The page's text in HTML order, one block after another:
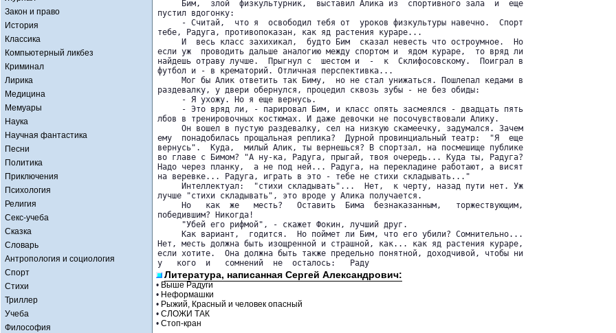
Закон и право
История
Классика
Компьютерный ликбез
Криминал
Лирика
Медицина
Мемуары
Наука
Научная фантастика
Песни
Политика
Приключения
Психология
Религия
Секс-учеба
Сказка
Словарь
Антропология и социология
Спорт
Стихи
Триллер
Учеба
Философия
     Бим,  злой  физкультурник,  выставил Алика из  спортивного зала  и  еще
пустил вдогонку:
     - Считай,  что я  освободил тебя от  уроков физкультуры навечно.  Спорт
тебе, Радуга, противопоказан, как яд растения кураре...
     И  весь класс захихикал,  будто Бим  сказал невесть что остроумное.  Но
если уж  проводить дальше аналогию между спортом и  ядом кураре,  то вряд ли
найдешь отраву лучше.  Прыгнул с  шестом и  -  к  Склифосовскому.  Поиграл в
футбол и - в крематорий. Отличная перспективка...
     Мог бы Алик ответить так Биму,  но не стал унижаться. Пошлепал кедами в
раздевалку, у двери обернулся, процедил сквозь зубы - не без обиды:
     - Я ухожу. Но я еще вернусь.
     - Это вряд ли, - парировал Бим, и класс опять засмеялся - двадцать пять
лбов в тренировочных костюмах. И даже девочки не посочувствовали Алику.
     Он вошел в пустую раздевалку, сел на низкую скамеечку, задумался. Зачем
ему  понадобилась прощальная реплика?  Дурной провинциальный театр:  "Я  еще
вернусь".  Куда,  милый Алик, ты вернешься? В спортзал, на посмешище публике
во главе с Бимом? "А ну-ка, Радуга, прыгай, твоя очередь... Куда ты, Радуга?
Надо через планку,  а не под ней... Радуга, на перекладине работают, а висят
на веревке... Радуга, играть в это - тебе не стихи складывать..."
     Интеллектуал:  "стихи складывать"...  Нет,  к черту, назад пути нет. Уж
лучше "стихи складывать", это вроде у Алика получается.
     Но   как  же   месть?   Оставить  Бима  безнаказанным,   торжествующим,
победившим? Никогда!
     "Убей его рифмой", - скажет Фокин, лучший друг.
     Как вариант,  годится.  Но поймет ли Бим, что его убили? Сомнительно...
Нет, месть должна быть изощренной и страшной, как... как яд растения кураре,
если хотите.  Она должна быть также предельно понятной, доходчивой, чтобы ни
у   кого  и   сомнений  не  осталось:   Раду
Литература, написанная Сергей Александрович:
• Выше Радуги
• Неформашки
• Рыжий, Красный и человек опасный
• СЛОЖИ ТАК
• Стоп-кран